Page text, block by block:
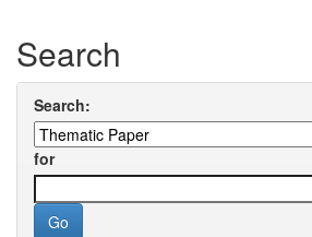
Search
Search:
for